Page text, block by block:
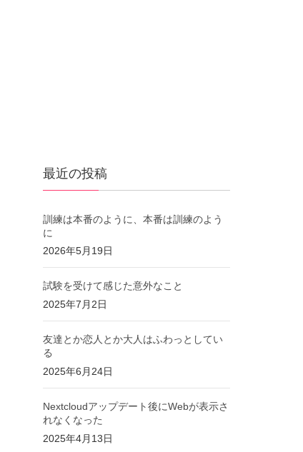
最近の投稿
訓練は本番のように、本番は訓練のよう
に
2026年5月19日
試験を受けて感じた意外なこと
2025年7月2日
友達とか恋人とか大人はふわっとしてい
る
2025年6月24日
Nextcloudアップデート後にWebが表示さ
れなくなった
2025年4月13日